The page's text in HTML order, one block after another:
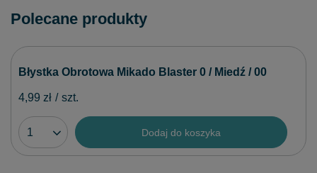
Polecane produkty
Błystka Obrotowa Mikado Blaster 0 / Miedź / 00
4,99 zł / szt.
Dodaj do koszyka